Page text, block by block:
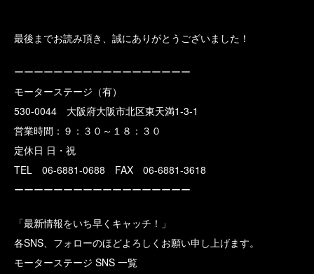
最後までお読み頂き、誠にありがとうございました！
ーーーーーーーーーーーーーーーーーー
モーターステージ（有）
530-0044 大阪府大阪市北区東天満1-3-1
営業時間：９：３０～１８：３０
定休日 日・祝
TEL 06-6881-0688 FAX 06-6881-3618
ーーーーーーーーーーーーーーーーーー
「最新情報をいち早くキャッチ！」
各SNS、フォローのほどよろしくお願い申し上げます。
モーターステージ SNS 一覧